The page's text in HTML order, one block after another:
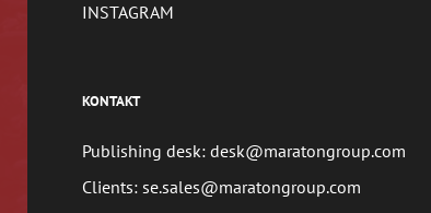
INSTAGRAM
KONTAKT
Publishing desk: desk@maratongroup.com
Clients: se.sales@maratongroup.com